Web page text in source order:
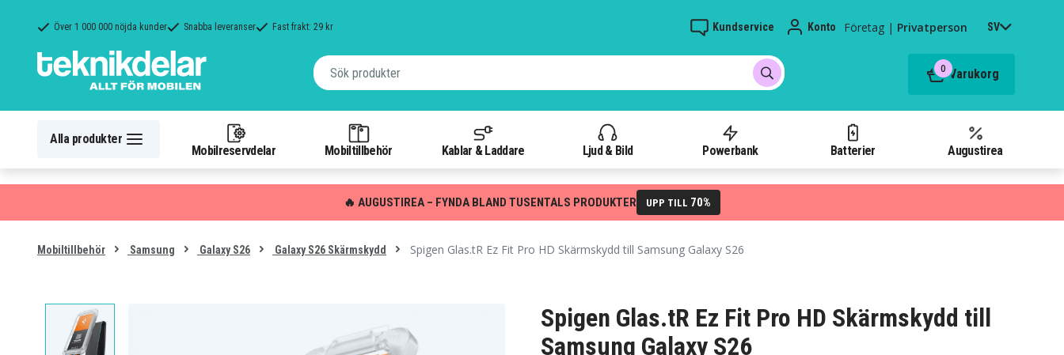
Över 1 000 000 nöjda kunder Snabba leveranser Fast frakt: 29 kr Kundservice Konto Företag | Privatperson SV
0 Varukorg
Alla produkter
Mobilreservdelar Mobiltillbehör Kablar & Laddare Ljud & Bild Powerbank Batterier Augustirea
🔥 AUGUSTIREA – FYNDA BLAND TUSENTALS PRODUKTER UPP TILL 70%
Mobiltillbehör Samsung Galaxy S26 Galaxy S26 Skärmskydd Spigen Glas.tR Ez Fit Pro HD Skärmskydd till Samsung Galaxy S26
Spigen Glas.tR Ez Fit Pro HD Skärmskydd till
Samsung Galaxy S26